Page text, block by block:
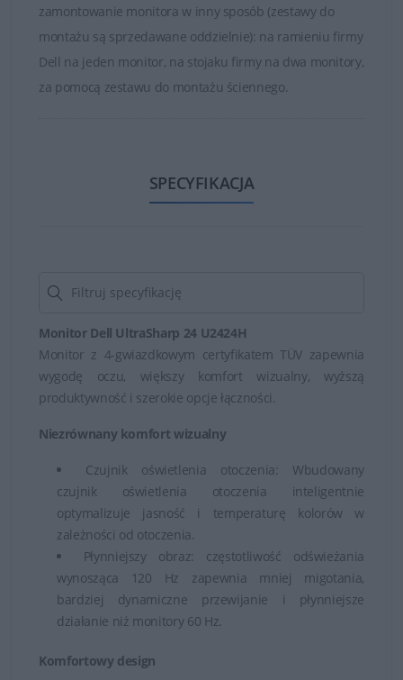
wyjątkiem kabli zewnętrznych), panel LED nie zawiera
rtęci a szyba monitora nie zawiera arsenu. Co więcej,
monitory odznaczają się także stosunkowo niskim
zużyciem energii.
dynamiczne ściemnianie.
zamontowanie monitora w inny sposób (zestawy do
montażu są sprzedawane oddzielnie): na ramieniu firmy
Dell na jeden monitor, na stojaku firmy na dwa monitory,
za pomocą zestawu do montażu ściennego.
SPECYFIKACJA
Monitor Dell UltraSharp 24 U2424H
Monitor z 4-gwiazdkowym certyfikatem TÜV zapewnia
wygodę oczu, większy komfort wizualny, wyższą
produktywność i szerokie opcje łączności.
Niezrównany komfort wizualny
Czujnik oświetlenia otoczenia: Wbudowany
czujnik oświetlenia otoczenia inteligentnie
optymalizuje jasność i temperaturę kolorów w
zależności od otoczenia.
Płynniejszy obraz: częstotliwość odświeżania
wynosząca 120 Hz zapewnia mniej migotania,
bardziej dynamiczne przewijanie i płynniejsze
działanie niż monitory 60 Hz.
Komfortowy design